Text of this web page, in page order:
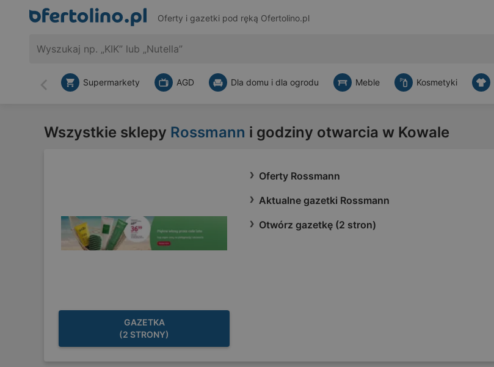
Oferty i gazetki pod ręką Ofertolino.pl
Wstecz
Supermarkety AGD Dla domu i dla ogrodu Meble Kosmetyki
Wszystkie sklepy Rossmann i godziny otwarcia w Kowale
GAZETKA
(2 STRONY)
Oferty Rossmann
Aktualne gazetki Rossmann
Otwórz gazetkę (2 stron)